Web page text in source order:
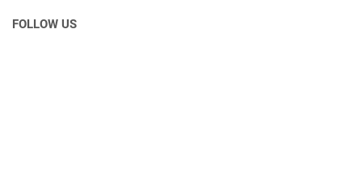
FOLLOW US